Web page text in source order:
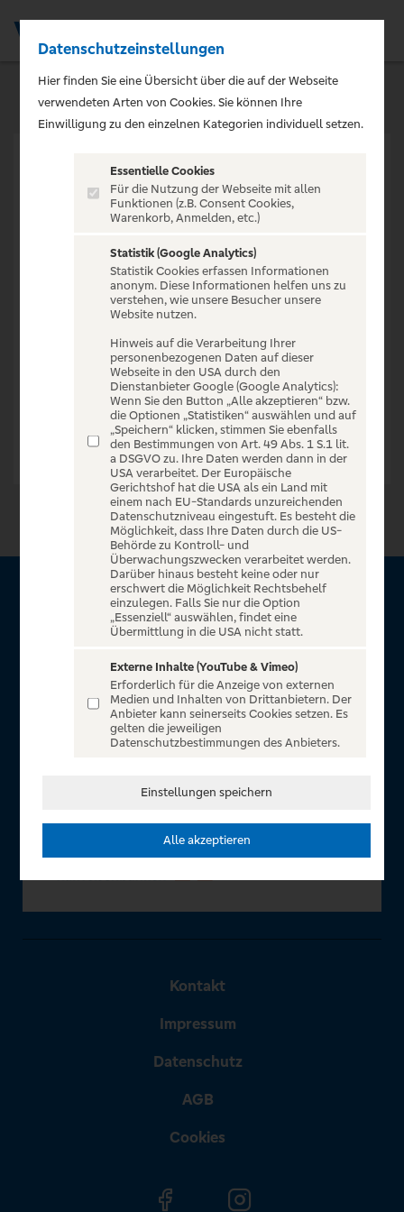
VERANSTALTUNG NICHT
GEFUNDEN
Zur Startseite
Über VR Entertain
für alle Kunden der Volksbanken Raiffeisenbanken. Auf
unserem einzigartigen Portal finden Sie Tickets für
atemberaubende Konzerte, Musicals und Shows, die
Fußball-Bundesliga sowie die Champions League und die
In Zusammenarbeit mit
Kontakt
Impressum
Datenschutz
AGB
Cookies
Datenschutzeinstellungen
Hier finden Sie eine Übersicht über die auf der Webseite
verwendeten Arten von Cookies. Sie können Ihre
Einwilligung zu den einzelnen Kategorien individuell setzen.
Essentielle Cookies
Für die Nutzung der Webseite mit allen
Funktionen (z.B. Consent Cookies,
Warenkorb, Anmelden, etc.)
Statistik (Google Analytics)
Statistik Cookies erfassen Informationen
anonym. Diese Informationen helfen uns zu
verstehen, wie unsere Besucher unsere
Website nutzen.
Hinweis auf die Verarbeitung Ihrer
personenbezogenen Daten auf dieser
Webseite in den USA durch den
Dienstanbieter Google (Google Analytics):
Wenn Sie den Button „Alle akzeptieren“ bzw.
die Optionen „Statistiken“ auswählen und auf
„Speichern“ klicken, stimmen Sie ebenfalls
den Bestimmungen von Art. 49 Abs. 1 S.1 lit.
a DSGVO zu. Ihre Daten werden dann in der
USA verarbeitet. Der Europäische
Gerichtshof hat die USA als ein Land mit
einem nach EU-Standards unzureichenden
Datenschutzniveau eingestuft. Es besteht die
Möglichkeit, dass Ihre Daten durch die US-
Behörde zu Kontroll- und
Überwachungszwecken verarbeitet werden.
Darüber hinaus besteht keine oder nur
erschwert die Möglichkeit Rechtsbehelf
einzulegen. Falls Sie nur die Option
„Essenziell“ auswählen, findet eine
Übermittlung in die USA nicht statt.
Externe Inhalte (YouTube & Vimeo)
Erforderlich für die Anzeige von externen
Medien und Inhalten von Drittanbietern. Der
Anbieter kann seinerseits Cookies setzen. Es
gelten die jeweiligen
Datenschutzbestimmungen des Anbieters.
Einstellungen speichern
Alle akzeptieren